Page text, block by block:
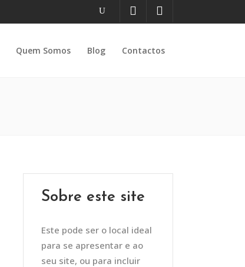
Quem Somos Blog Contactos
Sobre este site
Este pode ser o local ideal
para se apresentar e ao
seu site, ou para incluir